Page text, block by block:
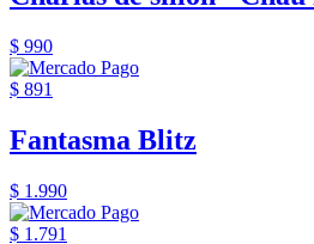
$ 990
$ 891
Fantasma Blitz
$ 1.990
$ 1.791